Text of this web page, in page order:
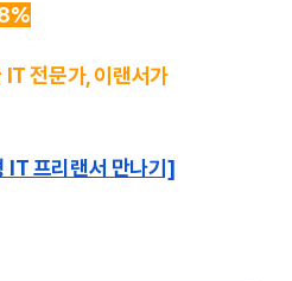
전문가, 이랜서가
IT 프리랜서 만나기]